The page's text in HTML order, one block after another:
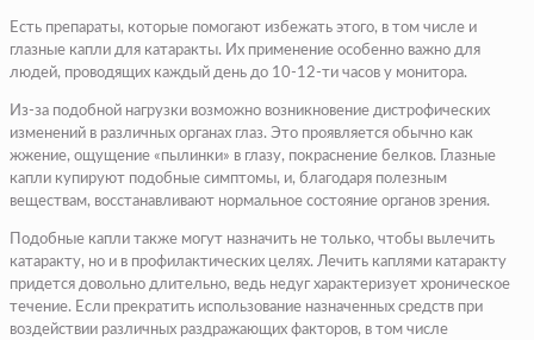
Есть препараты, которые помогают избежать этого, в том числе и
глазные капли для катаракты. Их применение особенно важно для
людей, проводящих каждый день до 10-12-ти часов у монитора.
Из-за подобной нагрузки возможно возникновение дистрофических
изменений в различных органах глаз. Это проявляется обычно как
жжение, ощущение «пылинки» в глазу, покраснение белков. Глазные
капли купируют подобные симптомы, и, благодаря полезным
веществам, восстанавливают нормальное состояние органов зрения.
Подобные капли также могут назначить не только, чтобы вылечить
катаракту, но и в профилактических целях. Лечить каплями катаракту
придется довольно длительно, ведь недуг характеризует хроническое
течение. Если прекратить использование назначенных средств при
воздействии различных раздражающих факторов, в том числе